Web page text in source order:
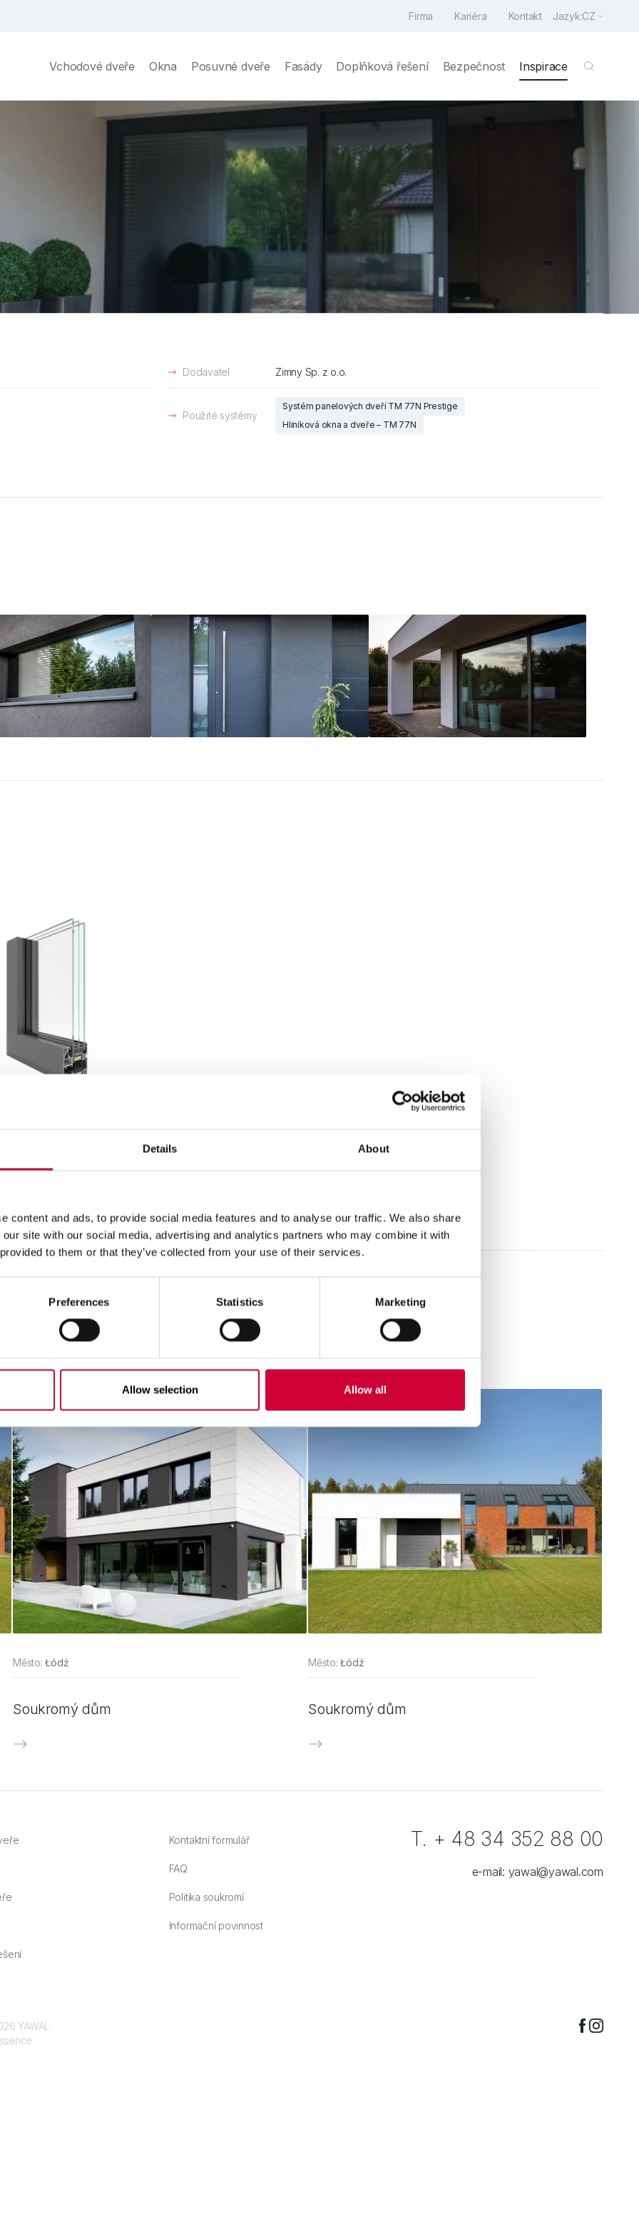
Details About
content and ads, to provide social media features and to analyse our traffic. We also share
site with our social media, advertising and analytics partners who may combine it with
to them or that they’ve collected from your use of their services.
Preferences Statistics Marketing
Allow selection Allow all
Firma Kariéra Kontakt Jazyk:CZ
Vchodové dveře Okna Posuvné dveře Fasády Doplňková řešení Bezpečnost Inspirace
Dodavatel Zimny Sp. z o.o.
Použité systémy
Systém panelových dveří TM 77N Prestige
Hliníková okna a dveře – TM 77N
Město:Łódź
Soukromý dům
Město:Łódź
Soukromý dům
Kontaktní formulář
FAQ
Politika soukromí
Informační povinnost
T. + 48 34 352 88 00
e-mail: yawal@yawal.com
YAWAL